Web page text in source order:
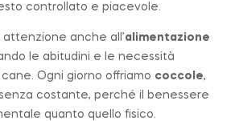
controllato e piacevole.
anche all’alimentazione
le abitudini e le necessità
Ogni giorno offriamo coccole,
costante, perché il benessere
quanto quello fisico.